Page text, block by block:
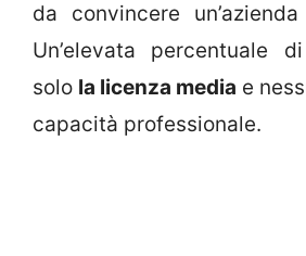
da convincere un’azienda
Un’elevata percentuale
solo la licenza media e
capacità professionale.